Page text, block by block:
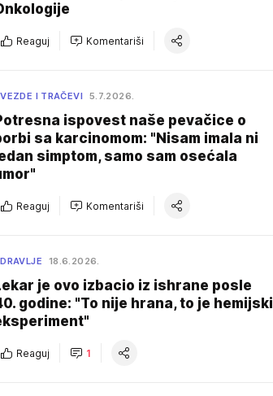
Reaguj Komentariši
I TRAČEVI 5.7.2026.
ispovest naše pevačice o
sa karcinomom: "Nisam imala ni
simptom, samo sam osećala
Reaguj Komentariši
18.6.2026.
je ovo izbacio iz ishrane posle
godine: "To nije hrana, to je hemijski
Reaguj 1